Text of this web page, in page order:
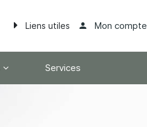
Liens utiles Mon compte
Services